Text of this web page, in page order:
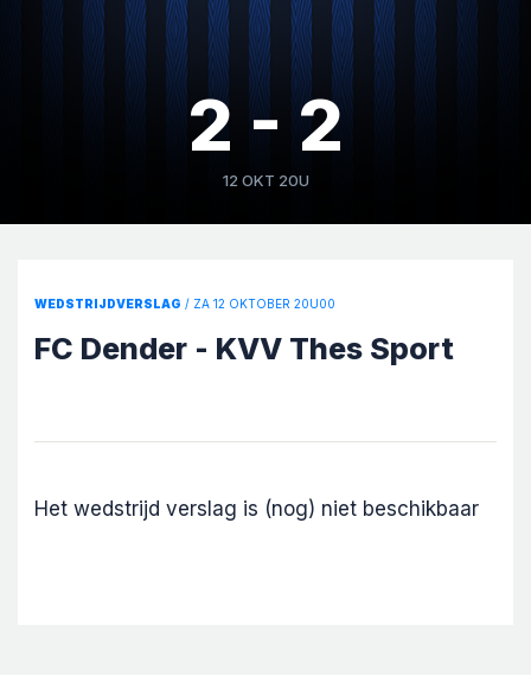
2 - 2
12 OKT 20U
WEDSTRIJDVERSLAG / ZA 12 OKTOBER 20U00
FC Dender - KVV Thes Sport
Het wedstrijd verslag is (nog) niet beschikbaar